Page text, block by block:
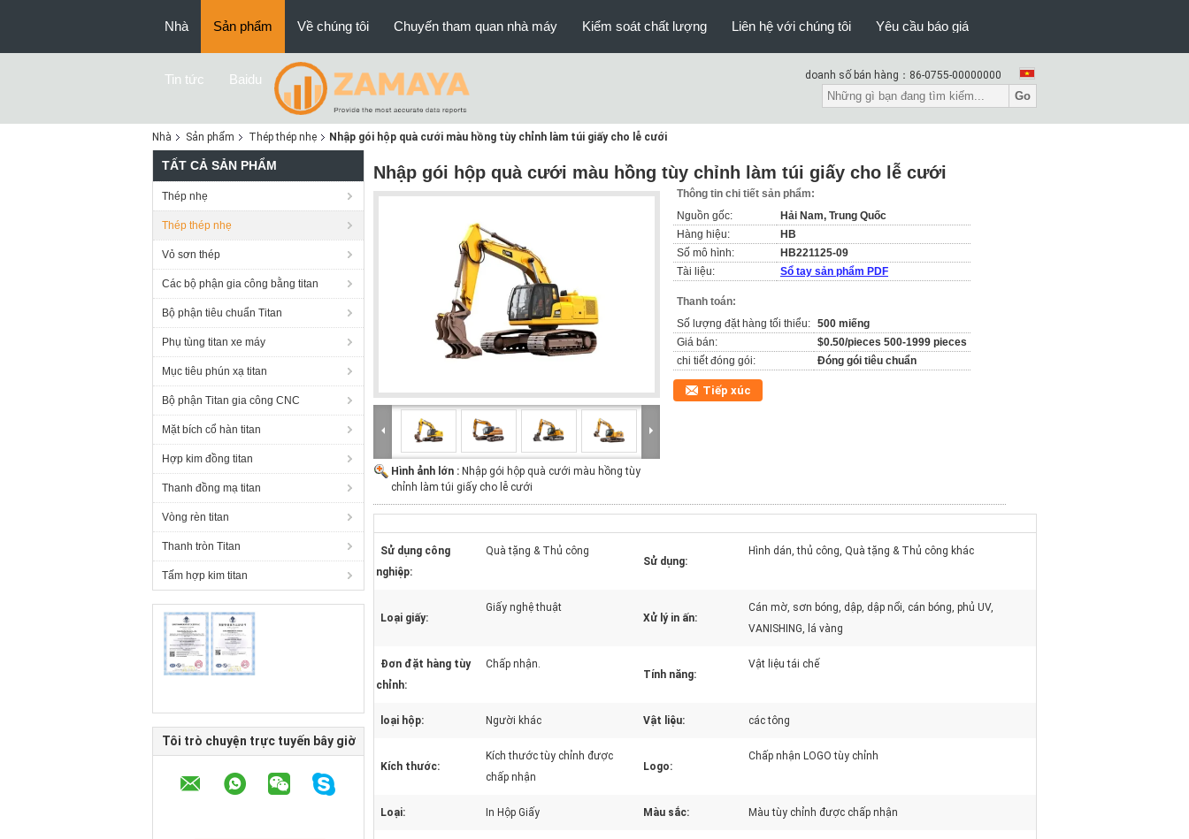
Nhà Sản phẩm Về chúng tôi Chuyến tham quan nhà máy Kiểm soát chất lượng Liên hệ với chúng tôi Yêu cầu báo giá
Tin tức Baidu doanh số bán hàng： 86-0755-00000000
Go
Nhà Sản phẩm Thép thép nhẹ Nhập gói hộp quà cưới màu hồng tùy chỉnh làm túi giấy cho lễ cưới
TẤT CẢ SẢN PHẨM
Thép nhẹ
Thép thép nhẹ
Vỏ sơn thép
Các bộ phận gia công bằng titan
Bộ phận tiêu chuẩn Titan
Phụ tùng titan xe máy
Mục tiêu phún xạ titan
Bộ phận Titan gia công CNC
Mặt bích cổ hàn titan
Hợp kim đồng titan
Thanh đồng mạ titan
Vòng rèn titan
Thanh tròn Titan
Tấm hợp kim titan
Tôi trò chuyện trực tuyến bây giờ
Nhập gói hộp quà cưới màu hồng tùy chỉnh làm túi giấy cho lễ cưới
Hình ảnh lớn : Nhập gói hộp quà cưới màu hồng tùy
chỉnh làm túi giấy cho lễ cưới
Thông tin chi tiết sản phẩm:
Nguồn gốc:
Hải Nam, Trung Quốc
Hàng hiệu:
HB
Số mô hình:
HB221125-09
Tài liệu:
Sổ tay sản phẩm PDF
Thanh toán:
Số lượng đặt hàng tối thiểu: 500 miếng
Giá bán:
$0.50/pieces 500-1999 pieces
chi tiết đóng gói:
Đóng gói tiêu chuẩn
Tiếp xúc
Sử dụng công
nghiệp:
Quà tặng & Thủ công
Sử dụng:
Hình dán, thủ công, Quà tặng & Thủ công khác
Loại giấy:
Giấy nghệ thuật
Xử lý in ấn:
Cán mờ, sơn bóng, dập, dập nổi, cán bóng, phủ UV,
VANISHING, lá vàng
Đơn đặt hàng tùy
chỉnh:
Chấp nhận.
Tính năng:
Vật liệu tái chế
loại hộp: Người khác Vật liệu: các tông
Kích thước:
Kích thước tùy chỉnh được
chấp nhận
Logo:
Chấp nhận LOGO tùy chỉnh
Loại: In Hộp Giấy Màu sắc: Màu tùy chỉnh được chấp nhận